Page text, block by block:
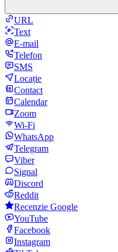
URL
Text
E-mail
Telefon
SMS
Locație
Contact
Calendar
Zoom
Wi-Fi
WhatsApp
Telegram
Viber
Signal
Discord
Reddit
Recenzie Google
YouTube
Facebook
Instagram